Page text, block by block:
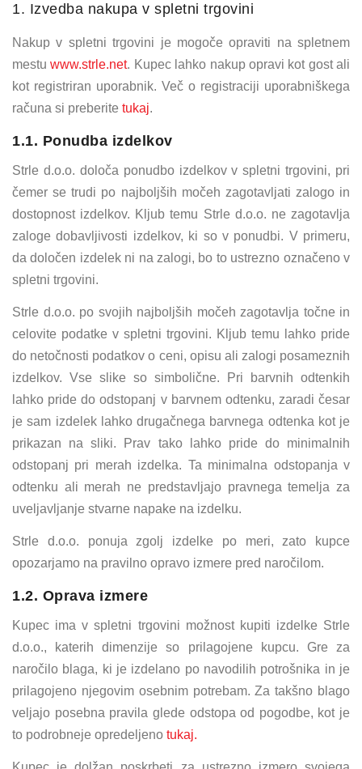
1. Izvedba nakupa v spletni trgovini
Nakup v spletni trgovini je mogoče opraviti na spletnem
mestuwww.strle.net. Kupec lahko nakup opravi kot gost ali
kot registriran uporabnik. Več o registraciji uporabniškega
računa si preberite tukaj.
1.1. Ponudba izdelkov
Strle d.o.o. določa ponudbo izdelkov v spletni trgovini, pri
čemer se trudi po najboljših močeh zagotavljati zalogo in
dostopnost izdelkov. Kljub temu Strle d.o.o. ne zagotavlja
zaloge dobavljivosti izdelkov, ki so v ponudbi. V primeru,
da določen izdelek ni na zalogi, bo to ustrezno označeno v
spletni trgovini.
Strle d.o.o. po svojih najboljših močeh zagotavlja točne in
celovite podatke v spletni trgovini. Kljub temu lahko pride
do netočnosti podatkov o ceni, opisu ali zalogi posameznih
izdelkov. Vse slike so simbolične. Pri barvnih odtenkih
lahko pride do odstopanj v barvnem odtenku, zaradi česar
je sam izdelek lahko drugačnega barvnega odtenka kot je
prikazan na sliki. Prav tako lahko pride do minimalnih
odstopanj pri merah izdelka. Ta minimalna odstopanja v
odtenku ali merah ne predstavljajo pravnega temelja za
uveljavljanje stvarne napake na izdelku.
Strle d.o.o. ponuja zgolj izdelke po meri, zato kupce
opozarjamo na pravilno opravo izmere pred naročilom.
1.2. Oprava izmere
Kupec ima v spletni trgovini možnost kupiti izdelke Strle
d.o.o., katerih dimenzije so prilagojene kupcu. Gre za
naročilo blaga, ki je izdelano po navodilih potrošnika in je
prilagojeno njegovim osebnim potrebam. Za takšno blago
veljajo posebna pravila glede odstopa od pogodbe, kot je
to podrobneje opredeljeno tukaj.